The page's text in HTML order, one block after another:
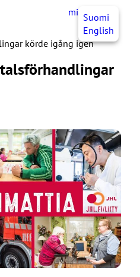
mittJHL SV
Suomi
English
körde igång igen